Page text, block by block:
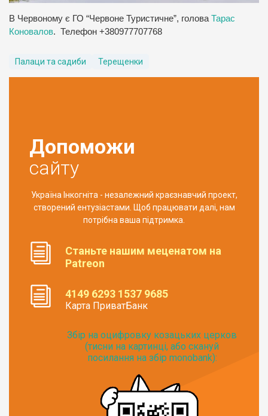
В Червоному є ГО “Червоне Туристичне”, голова Тарас
Коновалов. Телефон +380977707768
Палаци та садиби Терещенки
Допоможи
сайту
Україна Інкогніта - незалежний краєзнавчий проект,
створений ентузіастами. Щоб працювати далі, нам
потрібна ваша підтримка.
Станьте нашим меценатом на
Patreon
4149 6293 1537 9685
Карта ПриватБанк
Збір на оцифровку козацьких церков
(тисни на картинці, або скануй
посилання на збір monobank):